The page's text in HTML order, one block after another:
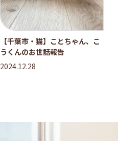
【千葉市・猫】ことちゃん、こ
うくんのお世話報告
2024.12.28